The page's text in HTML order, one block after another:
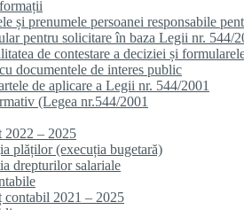
și prenumele persoanei responsabile
pentru solicitare în baza Legii nr. 544/
de contestare a deciziei și
documentele de interes public
de aplicare a Legii nr. 544/2001
(Legea nr.544/2001
2022 – 2025
plăților (execuția bugetară)
drepturilor salariale
contabil 2021 – 2025